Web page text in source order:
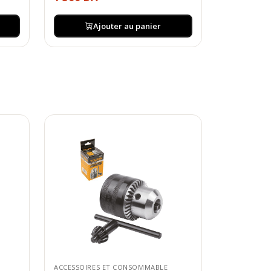
Ajouter au panier
ACCESSOIRES ET CONSOMMABLE